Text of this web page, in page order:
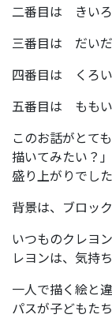
二番目は きい
三番目は だい
四番目は くろい
五番目は もも
このお話がとて
描いてみたい？
盛り上がりでした
背景は、ブロッ
いつものクレヨ
レヨンは、気持
一人で描く絵と
パスが子どもた